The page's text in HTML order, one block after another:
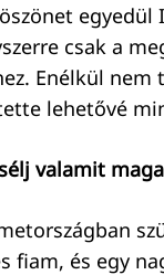
egyedül
csak a
Enélkül nem
lehetővé
valamit
fiam, és egy